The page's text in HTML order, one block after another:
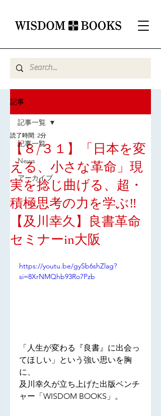
記事
記事一覧
News
アーカイブ
記事一覧
【８/３１】「日本を変
える、小さな革命」現
実を捻じ曲げる、超・
積極思考の力を学ぶ‼
【及川幸久】良書革命
セミナーin大阪
読了時間: 2分
https://youtu.be/gySb6shZlag?
si=8XrNMQhb93Ro7Pzb
「人生が変わる『良書』に出会っ
てほしい」という強い思いを胸
に、
及川幸久が立ち上げた出版ベンチ
ャー「WISDOM BOOKS」。